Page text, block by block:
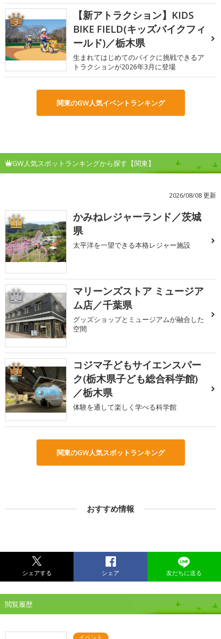
3
【新アトラクション】KIDS
BIKE FIELD(キッズバイクフィ
ールド)／栃木県
生まれてはじめてのバイクに挑戦できるア
トラクションが2026年3月に登場
関東のGW人気イベントランキング
GW人気スポットランキングから探す【関東】
2026/08/08 更新
1
かみねレジャーランド／茨城
県
太平洋を一望できる本格レジャー施設
2
マリーンズストア ミュージア
ム店／千葉県
グッズショップとミュージアムが融合した
空間
3
コジマ子どもサイエンスパー
ク(栃木県子ども総合科学館)
／栃木県
体験を通して楽しく学べる科学館
関東のGW人気スポットランキング
おすすめ情報
シェアする シェア 友だちに送る
閲覧履歴